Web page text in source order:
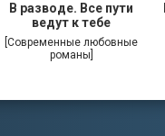
В разводе. Все пути
ведут к тебе
[Современные любовные
романы]